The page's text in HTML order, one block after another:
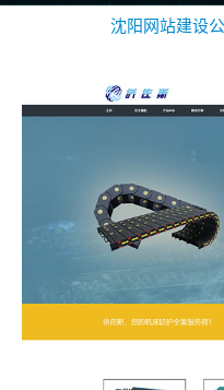
沈阳网站建设